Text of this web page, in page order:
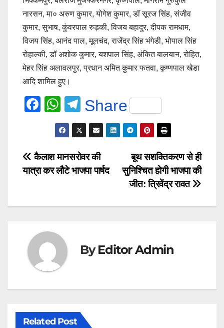
नारसन, मा० अरुण कुमार, योगेश कुमार, डॉ सूरज सिंह, संजीव
कुमार, सुभाष, कुंवरपाल रुड़की, विजय बहादुर, दीपक रामधाम,
विजय सिंह, आनंद पाल, मूलचंद, राजेंद्र सिंह भंगेडी, भोपाल सिंह
रोहाल्की, डॉ अशोक कुमार, यशपाल सिंह, अंकित बालयान, रोहित,
मेहर सिंह अलावलपुर, प्रधान अमित कुमार फतवा, कृष्णपाल खेडा
आदि शामिल हुए।
F
e
b
W
h
at
s
A
T
el
e
gr
a
Share
Post
navigation
बूथ सशक्तिकरण से ही
सुनिश्चित होगी भाजपा की
जीत: त्रिवेंद्र रावत
कैलाश मानसरोवर की
यात्रा कर लौटे भाजपा पार्षद
ByEditor Admin
Related Post